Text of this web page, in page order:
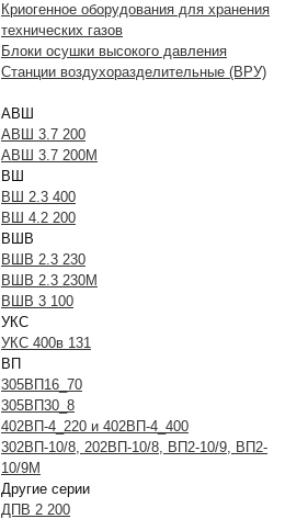
Криогенное оборудования для хранения
технических газов
Блоки осушки высокого давления
Станции воздухоразделительные (ВРУ)
АВШ
АВШ 3.7 200
АВШ 3.7 200М
ВШ
ВШ 2.3 400
ВШ 4.2 200
ВШВ
ВШВ 2.3 230
ВШВ 2.3 230М
ВШВ 3 100
УКС
УКС 400в 131
ВП
305ВП16_70
305ВП30_8
402ВП-4_220 и 402ВП-4_400
302ВП-10/8, 202ВП-10/8, ВП2-10/9, ВП2-
10/9М
Другие серии
ДПВ 2 200